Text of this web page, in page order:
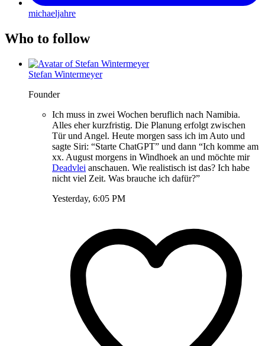
michaeljahre
Who to follow
Stefan Wintermeyer
Founder
Ich muss in zwei Wochen beruflich nach Namibia.
Alles eher kurzfristig. Die Planung erfolgt zwischen
Tür und Angel. Heute morgen sass ich im Auto und
sagte Siri: “Starte ChatGPT” und dann “Ich komme am
xx. August morgens in Windhoek an und möchte mir
Deadvlei anschauen. Wie realistisch ist das? Ich habe
nicht viel Zeit. Was brauche ich dafür?”
Yesterday, 6:05 PM